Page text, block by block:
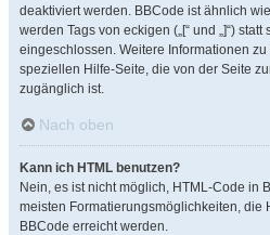
deaktiviert werden. BBCode ist ähnlich
werden Tags von eckigen („[“ und „]“) statt
eingeschlossen. Weitere Informationen
speziellen Hilfe-Seite, die von der Seite
zugänglich ist.
Nach oben
Kann ich HTML benutzen?
Nein, es ist nicht möglich, HTML-Code in
meisten Formatierungsmöglichkeiten, die
BBCode erreicht werden.